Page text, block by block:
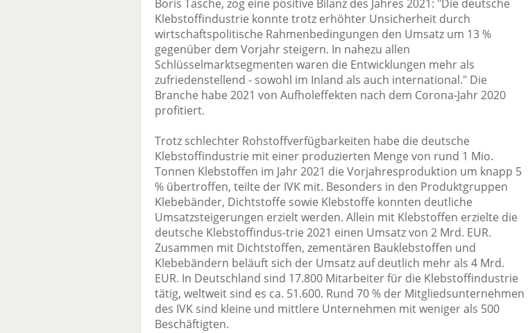
Boris Tasche, zog eine positive Bilanz des Jahres 2021: "Die deutsche
Klebstoffindustrie konnte trotz erhöhter Unsicherheit durch
wirtschaftspolitische Rahmenbedingungen den Umsatz um 13 %
gegenüber dem Vorjahr steigern. In nahezu allen
Schlüsselmarktsegmenten waren die Entwicklungen mehr als
zufriedenstellend - sowohl im Inland als auch international." Die
Branche habe 2021 von Aufholeffekten nach dem Corona-Jahr 2020
profitiert.
Trotz schlechter Rohstoffverfügbarkeiten habe die deutsche
Klebstoffindustrie mit einer produzierten Menge von rund 1 Mio.
Tonnen Klebstoffen im Jahr 2021 die Vorjahresproduktion um knapp 5
% übertroffen, teilte der IVK mit. Besonders in den Produktgruppen
Klebebänder, Dichtstoffe sowie Klebstoffe konnten deutliche
Umsatzsteigerungen erzielt werden. Allein mit Klebstoffen erzielte die
deutsche Klebstoffindus-trie 2021 einen Umsatz von 2 Mrd. EUR.
Zusammen mit Dichtstoffen, zementären Bauklebstoffen und
Klebebändern beläuft sich der Umsatz auf deutlich mehr als 4 Mrd.
EUR. In Deutschland sind 17.800 Mitarbeiter für die Klebstoffindustrie
tätig, weltweit sind es ca. 51.600. Rund 70 % der Mitgliedsunternehmen
des IVK sind kleine und mittlere Unternehmen mit weniger als 500
Beschäftigten.